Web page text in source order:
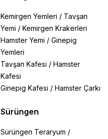
Kemirgen Yemleri / Tavşan
Yemi / Kemirgen Krakerleri
Hamster Yemi / Ginepig
Yemleri
Tavşan Kafesi / Hamster
Kafesi
Ginepig Kafesi / Hamster Çarkı
Sürüngen
Sürüngen Teraryum /